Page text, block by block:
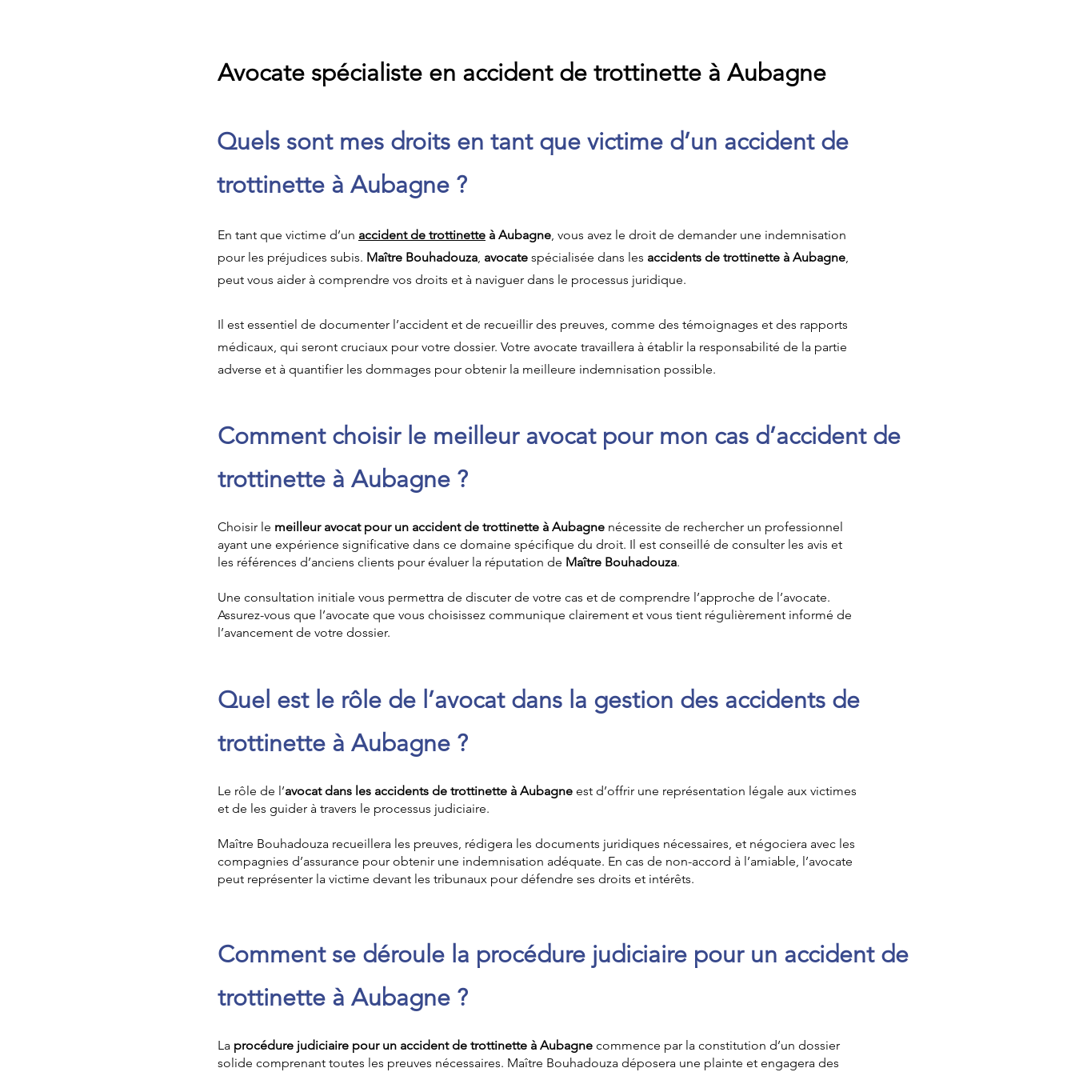
Avocate spécialiste en accident de trottinette à Aubagne
Quels sont mes droits en tant que victime d’un accident de
trottinette à Aubagne ?
En tant que victime d’un accident de trottinette à Aubagne, vous avez le droit de demander une indemnisation
pour les préjudices subis. Maître Bouhadouza, avocate spécialisée dans les accidents de trottinette à Aubagne,
peut vous aider à comprendre vos droits et à naviguer dans le processus juridique.
Il est essentiel de documenter l’accident et de recueillir des preuves, comme des témoignages et des rapports
médicaux, qui seront cruciaux pour votre dossier. Votre avocate travaillera à établir la responsabilité de la partie
adverse et à quantifier les dommages pour obtenir la meilleure indemnisation possible.
Comment choisir le meilleur avocat pour mon cas d’accident de
trottinette à Aubagne ?
Choisir le meilleur avocat pour un accident de trottinette à Aubagne nécessite de rechercher un professionnel
ayant une expérience significative dans ce domaine spécifique du droit. Il est conseillé de consulter les avis et
les références d’anciens clients pour évaluer la réputation de Maître Bouhadouza.
Une consultation initiale vous permettra de discuter de votre cas et de comprendre l’approche de l’avocate.
Assurez-vous que l’avocate que vous choisissez communique clairement et vous tient régulièrement informé de
l’avancement de votre dossier.
Quel est le rôle de l’avocat dans la gestion des accidents de
trottinette à Aubagne ?
Le rôle de l’avocat dans les accidents de trottinette à Aubagne est d’offrir une représentation légale aux victimes
et de les guider à travers le processus judiciaire.
Maître Bouhadouza recueillera les preuves, rédigera les documents juridiques nécessaires, et négociera avec les
compagnies d’assurance pour obtenir une indemnisation adéquate. En cas de non-accord à l’amiable, l’avocate
peut représenter la victime devant les tribunaux pour défendre ses droits et intérêts.
Comment se déroule la procédure judiciaire pour un accident de
trottinette à Aubagne ?
La procédure judiciaire pour un accident de trottinette à Aubagne commence par la constitution d’un dossier
solide comprenant toutes les preuves nécessaires. Maître Bouhadouza déposera une plainte et engagera des